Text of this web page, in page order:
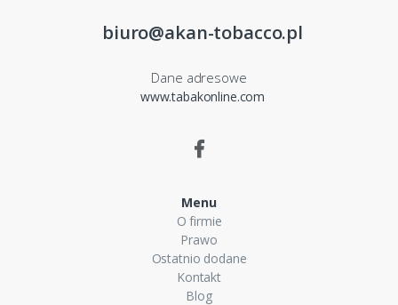
biuro@akan-tobacco.pl
Dane adresowe
www.tabakonline.com
Menu
O firmie
Prawo
Ostatnio dodane
Kontakt
Blog